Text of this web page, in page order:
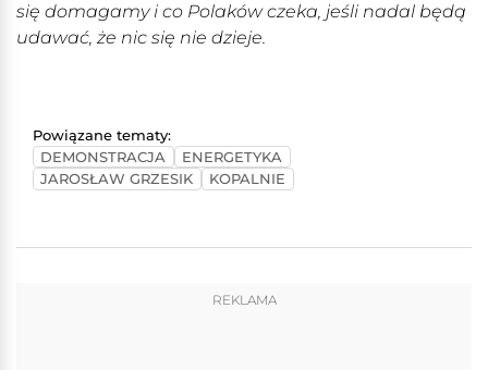
się domagamy i co Polaków czeka, jeśli nadal będą
udawać, że nic się nie dzieje.
Powiązane tematy:
DEMONSTRACJA
ENERGETYKA
JAROSŁAW GRZESIK
KOPALNIE
REKLAMA